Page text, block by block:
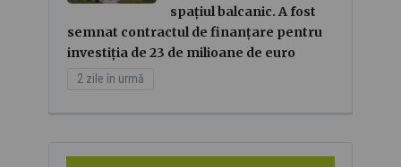
spațiul balcanic. A fost
semnat contractul de finanțare pentru
investiția de 23 de milioane de euro
2 zile în urmă